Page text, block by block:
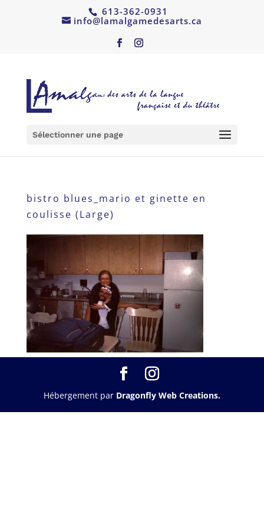
613-362-0931
info@lamalgamedesarts.ca
Sélectionner une page
bistro blues_mario et ginette en
coulisse (Large)
Hébergement par Dragonfly Web Creations.